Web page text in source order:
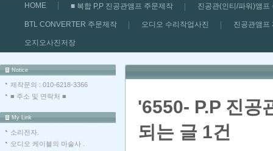
HOME ■ 복합 P,P 진공관앰프 주문제작 진공관(인티/파워)앰프
BTL CONVERTER 주문제작 오디오 수리작업사진 진공관앰프
오지오사진저장
Notice
제작문의 : 010-6218-3366
■ 주소 및 연락처 ■
My Link
소리전자.
오디오 케이블의 마술사 .
'6550- P.P 진공
되는 글 1건